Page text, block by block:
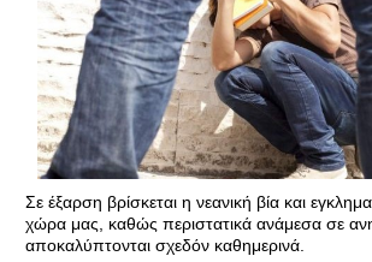
Σε έξαρση βρίσκεται η νεανική βία και
χώρα μας, καθώς περιστατικά ανάμεσα σε
αποκαλύπτονται σχεδόν καθημερινά.